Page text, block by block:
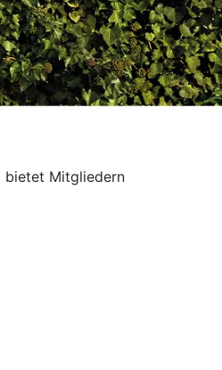
bietet Mitgliedern